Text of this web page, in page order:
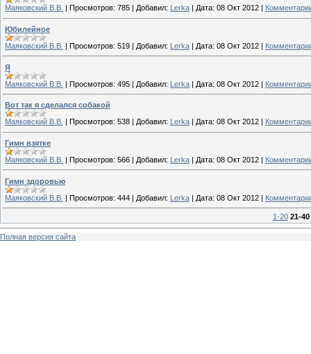
Маяковский В.В.
Просмотров: 785 Добавил: Lerka Дата: 08 Окт 2012
Юбилейное
Маяковский В.В. | Просмотров: 519 | Добавил: Lerka | Дата: 08 Окт 2012 |
Я
Маяковский В.В. | Просмотров: 495 | Добавил: Lerka | Дата: 08 Окт 2012 |
Вот так я сделался собакой
Маяковский В.В.
Просмотров: 538 Добавил: Lerka Дата: 08 Окт 2012
Гимн взятке
Маяковский В.В. | Просмотров: 566 | Добавил: Lerka | Дата: 08 Окт 2012 |
Гимн здоровью
Маяковский В.В. | Просмотров: 444 | Добавил: Lerka | Дата: 08 Окт 2012 |
1-20 21-40
Полная версия сайта